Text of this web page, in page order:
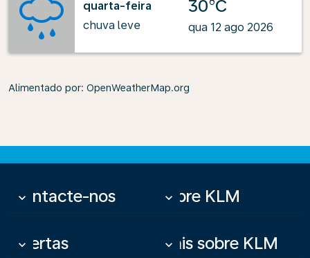
quarta-feira
chuva leve
30°C
qua 12 ago 2026
Alimentado por: OpenWeatherMap.org
Contacte-nos
keyboard_arrow_down Sobre KLM
keyboard_arrow_down
Ofertas
keyboard_arrow_down Mais sobre KLM
keyboard_arrow_down